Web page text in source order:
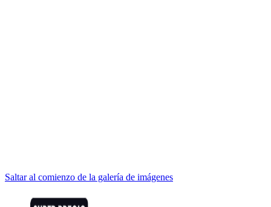
Saltar al comienzo de la galería de imágenes